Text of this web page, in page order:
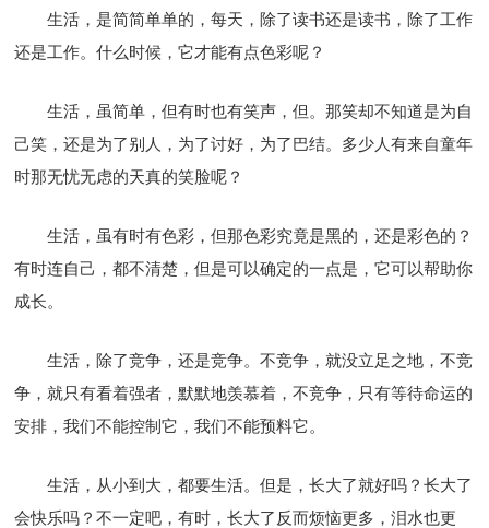
生活，是简简单单的，每天，除了读书还是读书，除了工作
还是工作。什么时候，它才能有点色彩呢？
生活，虽简单，但有时也有笑声，但。那笑却不知道是为自
己笑，还是为了别人，为了讨好，为了巴结。多少人有来自童年
时那无忧无虑的天真的笑脸呢？
生活，虽有时有色彩，但那色彩究竟是黑的，还是彩色的？
有时连自己，都不清楚，但是可以确定的一点是，它可以帮助你
成长。
生活，除了竞争，还是竞争。不竞争，就没立足之地，不竞
争，就只有看着强者，默默地羡慕着，不竞争，只有等待命运的
安排，我们不能控制它，我们不能预料它。
生活，从小到大，都要生活。但是，长大了就好吗？长大了
会快乐吗？不一定吧，有时，长大了反而烦恼更多，泪水也更